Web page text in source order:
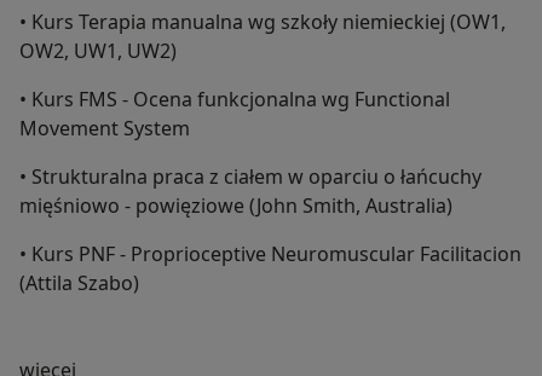
• Kurs Terapia manualna wg szkoły niemieckiej (OW1,
OW2, UW1, UW2)
• Kurs FMS - Ocena funkcjonalna wg Functional
Movement System
• Strukturalna praca z ciałem w oparciu o łańcuchy
mięśniowo - powięziowe (John Smith, Australia)
• Kurs PNF - Proprioceptive Neuromuscular Facilitacion
(Attila Szabo)
więcej